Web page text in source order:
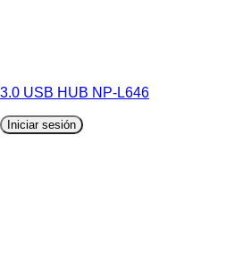
3.0 USB HUB NP-L646
Iniciar sesión